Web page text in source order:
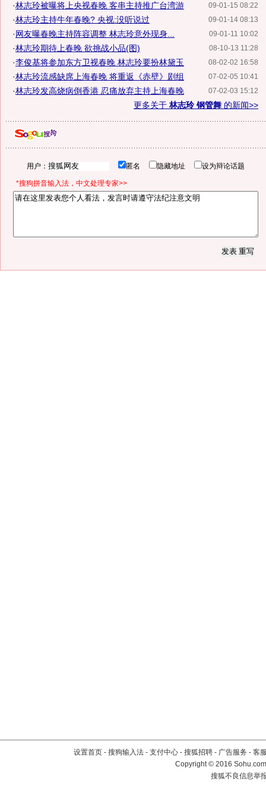
09-01-15 08:22
·林志玲被曝将上央视春晚 客串主持推广台湾游
09-01-14 08:13
·林志玲主持牛年春晚? 央视:没听说过
09-01-11 10:02
·网友曝春晚主持阵容调整 林志玲意外现身...
08-10-13 11:28
·林志玲期待上春晚 欲挑战小品(图)
08-02-02 16:58
·李俊基将参加东方卫视春晚 林志玲要扮林黛玉
07-02-05 10:41
·林志玲流感缺席上海春晚 将重返《赤壁》剧组
07-02-03 15:12
·林志玲发高烧病倒香港 忍痛放弃主持上海春晚
更多关于 林志玲 钢管舞 的新闻>>
用户： 匿名 隐藏地址 设为辩论话题
*搜狗拼音输入法，中文处理专家>>
设置首页 - 搜狗输入法 - 支付中心 - 搜狐招聘 - 广告服务 - 客
Copyright©2016
搜狐不良信息举